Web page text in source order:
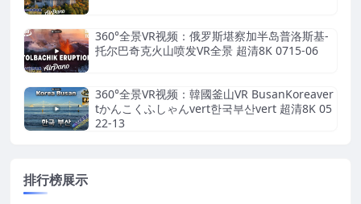
360°全景VR视频：俄罗斯堪察加半岛普洛斯基-
托尔巴奇克火山喷发VR全景 超清8K 0715-06
360°全景VR视频：韓國釜山VR BusanKoreaver
tかんこくふしゃんvert한국부산vert 超清8K 05
22-13
排行榜展示